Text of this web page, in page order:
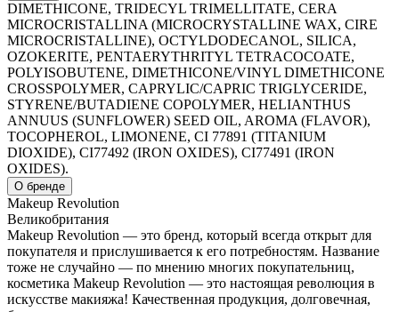
DIMETHICONE, TRIDECYL TRIMELLITATE, CERA
MICROCRISTALLINA (MICROCRYSTALLINE WAX, CIRE
MICROCRISTALLINE), OCTYLDODECANOL, SILICA,
OZOKERITE, PENTAERYTHRITYL TETRACOCOATE,
POLYISOBUTENE, DIMETHICONE/VINYL DIMETHICONE
CROSSPOLYMER, CAPRYLIC/CAPRIC TRIGLYCERIDE,
STYRENE/BUTADIENE COPOLYMER, HELIANTHUS
ANNUUS (SUNFLOWER) SEED OIL, AROMA (FLAVOR),
TOCOPHEROL, LIMONENE, CI 77891 (TITANIUM
DIOXIDE), CI77492 (IRON OXIDES), CI77491 (IRON
OXIDES).
О бренде
Makeup Revolution
Великобритания
Makeup Revolution — это бренд, который всегда открыт для
покупателя и прислушивается к его потребностям. Название
тоже не случайно — по мнению многих покупательниц,
косметика Makeup Revolution — это настоящая революция в
искусстве макияжа! Качественная продукция, долговечная,